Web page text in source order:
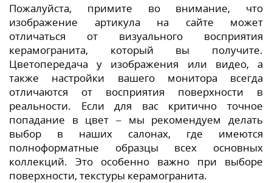
Пожалуйста, примите во внимание, что
изображение артикула на сайте может
отличаться от визуального восприятия
керамогранита, который вы получите.
Цветопередача у изображения или видео, а
также настройки вашего монитора всегда
отличаются от восприятия поверхности в
реальности. Если для вас критично точное
попадание в цвет – мы рекомендуем делать
выбор в наших салонах, где имеются
полноформатные образцы всех основных
коллекций. Это особенно важно при выборе
поверхности, текстуры керамогранита.